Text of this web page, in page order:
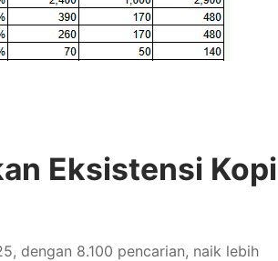
Eksistensi Kopi
dengan 8.100 pencarian, naik lebih